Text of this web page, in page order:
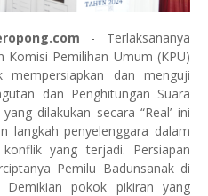
- Terlaksananya
Komisi Pemilihan Umum (KPU)
dan menguji
dan Penghitungan Suara
dilakukan secara “Real’ ini
langkah penyelenggara dalam
yang terjadi. Persiapan
Pemilu Badunsanak di
Demikian pokok pikiran yang